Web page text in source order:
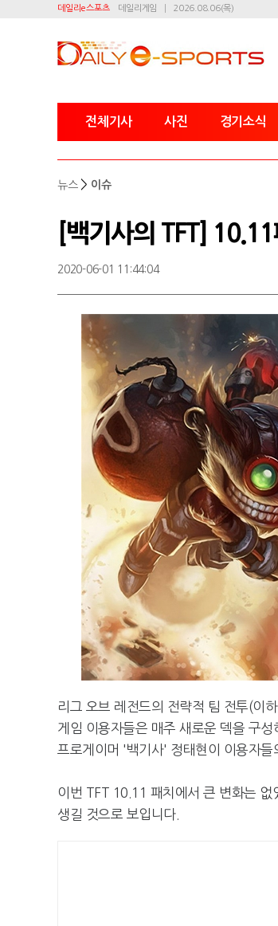
데일리e스포츠 데일리게임 2026.08.06(목)
전체기사 사진 경기소식
뉴스 > 이슈
[백기사의 TFT]
2020-06-01 11:44:04
리그 오브 레전드의 전략적 팀 전투(이
게임 이용자들은 매주 새로운 덱을 구
프로게이머 '백기사' 정태현이 이용자
이번 TFT 10.11 패치에서 큰 변화는 없
생길 것으로 보입니다.